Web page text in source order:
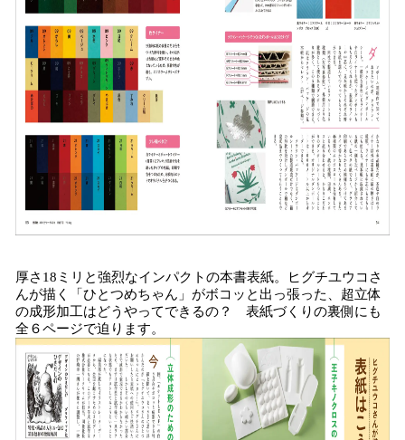
厚さ18ミリと強烈なインパクトの本書表紙。ヒグチユウコさ
んが描く「ひとつめちゃん」がボコッと出っ張った、超立体
の成形加工はどうやってできるの？ 表紙づくりの裏側にも
全６ページで迫ります。